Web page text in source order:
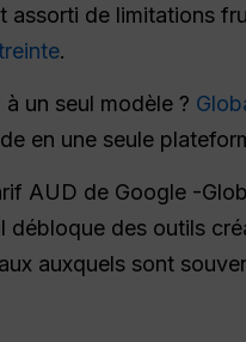
assorti de limitations
.
un seul modèle ?
en une seule
AUD de Google -
débloque des outils
auxquels sont